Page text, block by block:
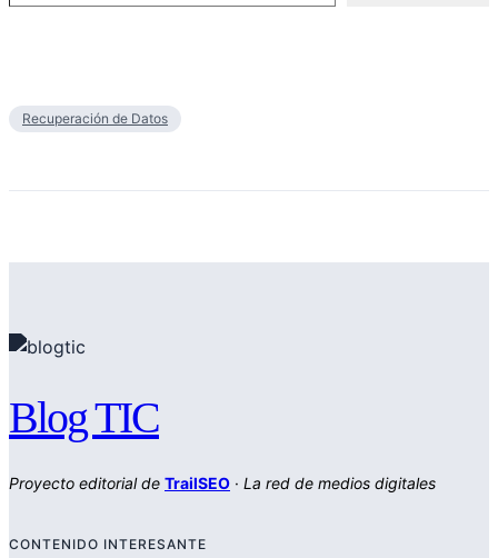
Recuperación de Datos
Blog TIC
Proyecto editorial de TrailSEO · La red de medios digitales
CONTENIDO INTERESANTE